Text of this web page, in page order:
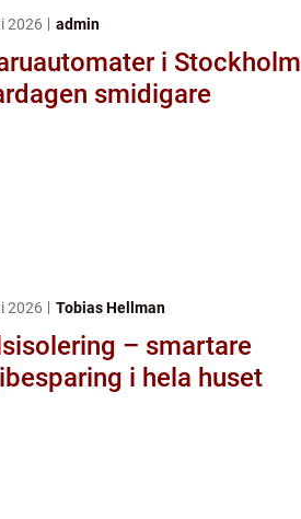
2026 admin
i Stockholm
smidigare
2026 Tobias Hellman
– smartare
i hela huset